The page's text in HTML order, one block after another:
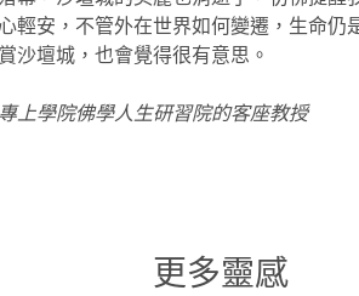
輕安，不管外在世界如何變遷，生命仍
沙壇城，也會覺得很有意思。
上學院佛學人生研習院的客座教授
更多靈感